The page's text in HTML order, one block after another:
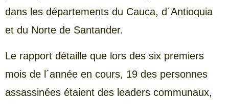
dans les départements du Cauca, d´Antioquia
et du Norte de Santander.
Le rapport détaille que lors des six premiers
mois de l´année en cours, 19 des personnes
assassinées étaient des leaders communaux,